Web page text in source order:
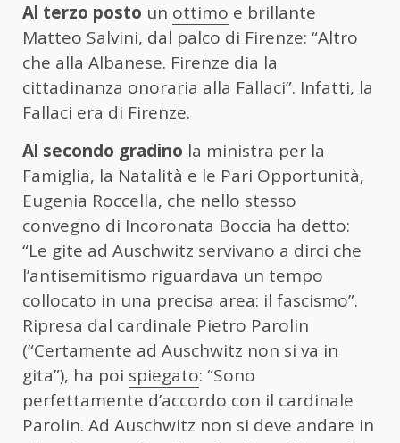
Al terzo posto un ottimo e brillante
Matteo Salvini, dal palco di Firenze: “Altro
che alla Albanese. Firenze dia la
cittadinanza onoraria alla Fallaci”. Infatti, la
Fallaci era di Firenze.
Al secondo gradino la ministra per la
Famiglia, la Natalità e le Pari Opportunità,
Eugenia Roccella, che nello stesso
convegno di Incoronata Boccia ha detto:
“Le gite ad Auschwitz servivano a dirci che
l’antisemitismo riguardava un tempo
collocato in una precisa area: il fascismo”.
Ripresa dal cardinale Pietro Parolin
(“Certamente ad Auschwitz non si va in
gita”), ha poi spiegato: “Sono
perfettamente d’accordo con il cardinale
Parolin. Ad Auschwitz non si deve andare in